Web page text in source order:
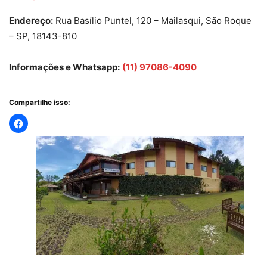
Endereço: Rua Basílio Puntel, 120 – Mailasqui, São Roque
– SP, 18143-810
Informações e Whatsapp: (11) 97086-4090
Compartilhe isso: